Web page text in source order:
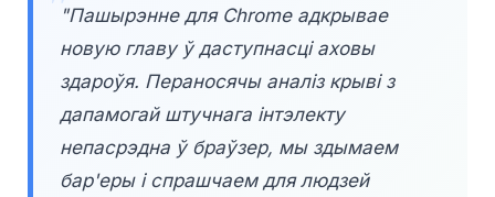
"Пашырэнне для Chrome адкрывае
новую главу ў даступнасці аховы
здароўя. Пераносячы аналіз крыві з
дапамогай штучнага інтэлекту
непасрэдна ў браўзер, мы здымаем
бар'еры і спрашчаем для людзей